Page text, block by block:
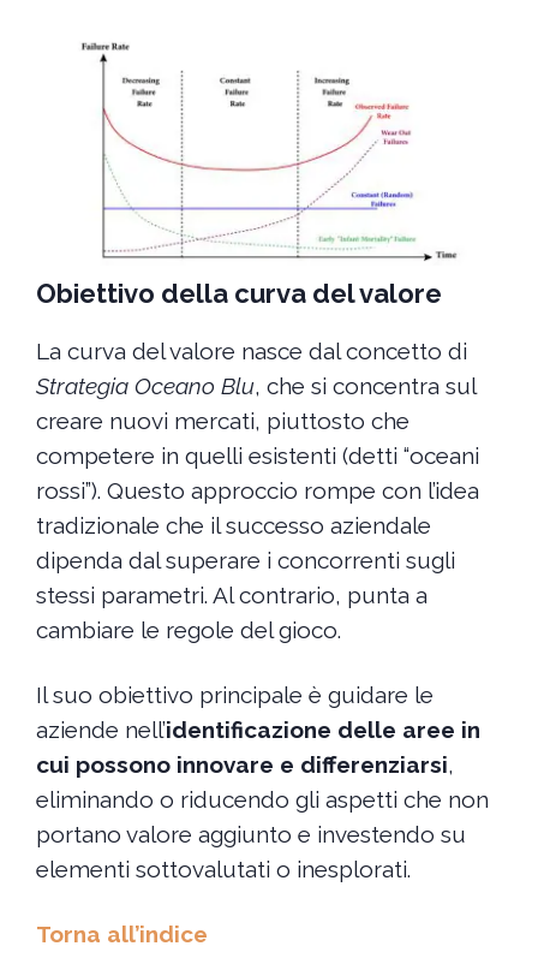
Obiettivo della curva del valore
La curva del valore nasce dal concetto di
Strategia Oceano Blu, che si concentra sul
creare nuovi mercati, piuttosto che
competere in quelli esistenti (detti “oceani
rossi”). Questo approccio rompe con l’idea
tradizionale che il successo aziendale
dipenda dal superare i concorrenti sugli
stessi parametri. Al contrario, punta a
cambiare le regole del gioco.
Il suo obiettivo principale è guidare le
aziende nell’identificazione delle aree in
cui possono innovare e differenziarsi,
eliminando o riducendo gli aspetti che non
portano valore aggiunto e investendo su
elementi sottovalutati o inesplorati.
Torna all’indice